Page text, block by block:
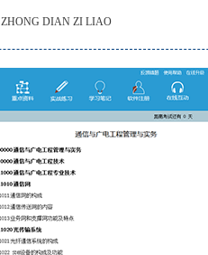
ZHONG DIAN ZI LIAO